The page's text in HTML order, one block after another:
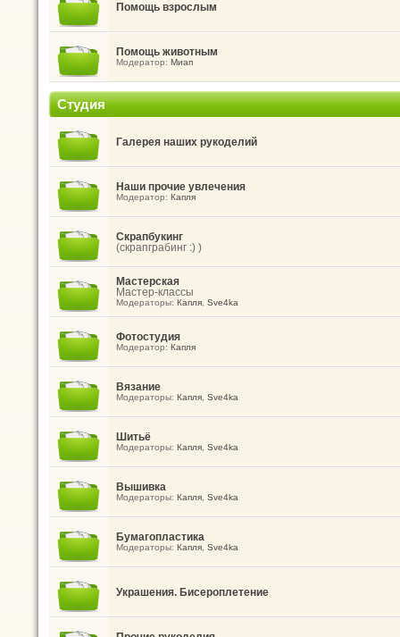
Помощь взрослым
Помощь животным
Модератор: Миап
Студия
Галерея наших рукоделий
Наши прочие увлечения
Модератор: Капля
Скрапбукинг
(скрапграбинг :) )
Мастерская
Мастер-классы
Модераторы: Капля, Sve4ka
Фотостудия
Модератор: Капля
Вязание
Модераторы: Капля, Sve4ka
Шитьё
Модераторы: Капля, Sve4ka
Вышивка
Модераторы: Капля, Sve4ka
Бумагопластика
Модераторы: Капля, Sve4ka
Украшения. Бисероплетение